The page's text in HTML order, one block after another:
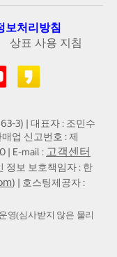
보처리방침
상표 사용 지침
3) | 대표자 : 조민수
업 신고번호 : 제
| E-mail : 고객센터
정보 보호책임자 : 한
) | 호스팅제공자 :
영(심사받지 않은 물리